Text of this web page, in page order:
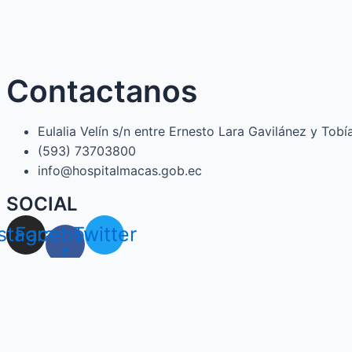
Contactanos
Eulalia Velín s/n entre Ernesto Lara Gavilánez y
(593) 73703800​
info@hospitalmacas.gob.ec
SOCIAL
Facebook-
f
Twitter